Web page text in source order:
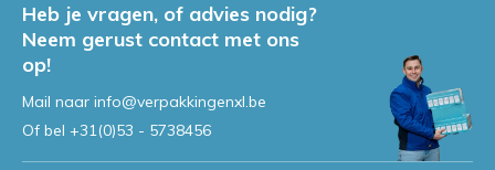
Heb je vragen, of advies nodig?
Neem gerust contact met ons
op!
Mail naar info@verpakkingenxl.be
Of bel +31(0)53 - 5738456